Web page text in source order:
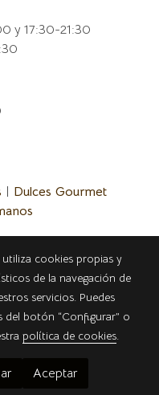
y 17:30-21:30
Dulces Gourmet
utiliza cookies propias y
de la navegación de
servicios. Puedes
del botón “Configurar” o
política de cookies.
Aceptar